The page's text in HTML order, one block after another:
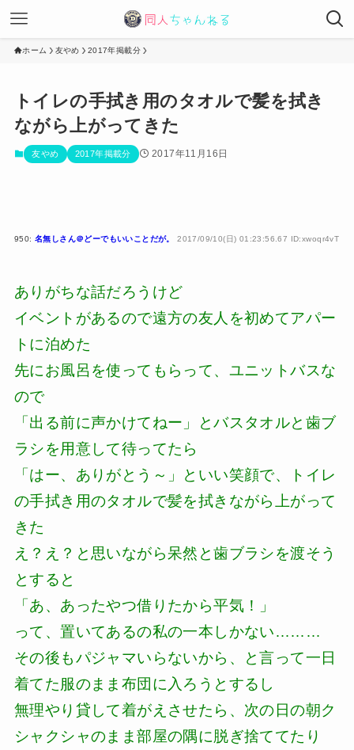
ホーム 友やめ 2017年掲載分
トイレの手拭き用のタオルで髪を拭き
ながら上がってきた
友やめ 2017年掲載分 2017年11月16日
950: 名無しさん＠どーでもいいことだが。 2017/09/10(日) 01:23:56.67 ID:xwoqr4vT
ありがちな話だろうけど
イベントがあるので遠方の友人を初めてアパー
トに泊めた
先にお風呂を使ってもらって、ユニットバスな
ので
「出る前に声かけてねー」とバスタオルと歯ブ
ラシを用意して待ってたら
「はー、ありがとう～」といい笑顔で、トイレ
の手拭き用のタオルで髪を拭きながら上がって
きた
え？え？と思いながら呆然と歯ブラシを渡そう
とすると
「あ、あったやつ借りたから平気！」
って、置いてあるの私の一本しかない………
その後もパジャマいらないから、と言って一日
着てた服のまま布団に入ろうとするし
無理やり貸して着がえさせたら、次の日の朝ク
シャクシャのまま部屋の隅に脱ぎ捨ててたり